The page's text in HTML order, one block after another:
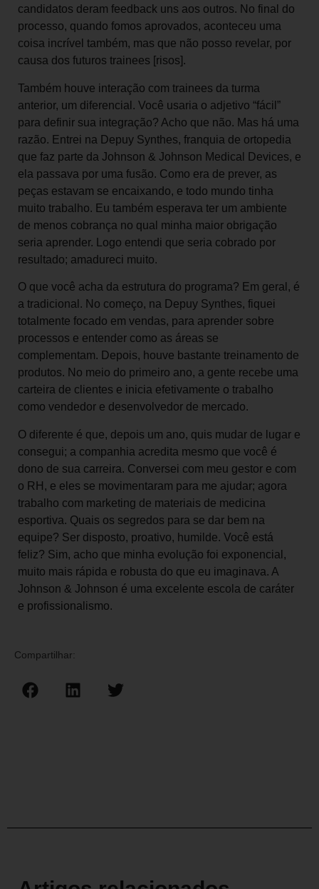
candidatos deram feedback uns aos outros. No final do
processo, quando fomos aprovados, aconteceu uma
coisa incrível também, mas que não posso revelar, por
causa dos futuros trainees [risos].
Também houve interação com trainees da turma
anterior, um diferencial. Você usaria o adjetivo “fácil”
para definir sua integração? Acho que não. Mas há uma
razão. Entrei na Depuy Synthes, franquia de ortopedia
que faz parte da Johnson & Johnson Medical Devices, e
ela passava por uma fusão. Como era de prever, as
peças estavam se encaixando, e todo mundo tinha
muito trabalho. Eu também esperava ter um ambiente
de menos cobrança no qual minha maior obrigação
seria aprender. Logo entendi que seria cobrado por
resultado; amadureci muito.
O que você acha da estrutura do programa? Em geral, é
a tradicional. No começo, na Depuy Synthes, fiquei
totalmente focado em vendas, para aprender sobre
processos e entender como as áreas se
complementam. Depois, houve bastante treinamento de
produtos. No meio do primeiro ano, a gente recebe uma
carteira de clientes e inicia efetivamente o trabalho
como vendedor e desenvolvedor de mercado.
O diferente é que, depois um ano, quis mudar de lugar e
consegui; a companhia acredita mesmo que você é
dono de sua carreira. Conversei com meu gestor e com
o RH, e eles se movimentaram para me ajudar; agora
trabalho com marketing de materiais de medicina
esportiva. Quais os segredos para se dar bem na
equipe? Ser disposto, proativo, humilde. Você está
feliz? Sim, acho que minha evolução foi exponencial,
muito mais rápida e robusta do que eu imaginava. A
Johnson & Johnson é uma excelente escola de caráter
e profissionalismo.
Compartilhar: